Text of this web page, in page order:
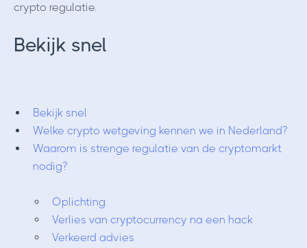
crypto regulatie.
Bekijk snel
Bekijk snel
Welke crypto wetgeving kennen we in Nederland?
Waarom is strenge regulatie van de cryptomarkt
nodig?
Oplichting
Verlies van cryptocurrency na een hack
Verkeerd advies